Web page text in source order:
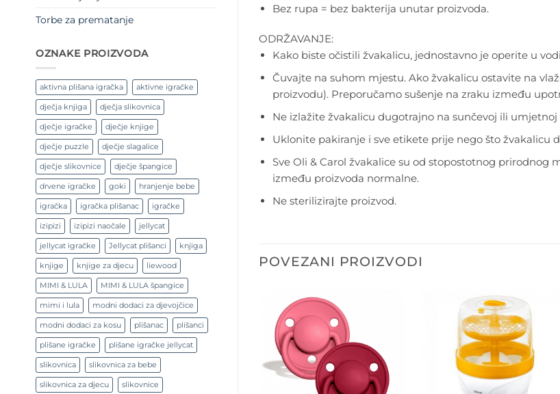
Torbe za prematanje
OZNAKE PROIZVODA
aktivna plišana igračka aktivne igračke
dječja knjiga dječja slikovnica
dječje igračke dječje knjige
dječje puzzle dječje slagalice
dječje slikovnice dječje špangice
drvene igračke goki hranjenje bebe
igračka igračka plišanac igračke
izipizi izipizi naočale jellycat
jellycat igračke Jellycat plišanci knjiga
knjige knjige za djecu liewood
MIMI & LULA MIMI & LULA špangice
mimi i lula modni dodaci za djevojčice
modni dodaci za kosu plišanac plišanci
plišane igračke plišane igračke jellycat
slikovnica slikovnica za bebe
slikovnica za djecu slikovnice
Bez rupa = bez bakterija unutar proizvoda.
ODRŽAVANJE:
Kako biste očistili žvakalicu, jednostavno je operite u
Čuvajte na suhom mjestu. Ako žvakalicu ostavite na
proizvodu). Preporučamo sušenje na zraku između
Ne izlažite žvakalicu dugotrajno na sunčevoj ili
Uklonite pakiranje i sve etikete prije nego što žvakalicu
Sve Oli & Carol žvakalice su od stopostotnog
između proizvoda normalne.
Ne sterilizirajte proizvod.
POVEZANI PROIZVODI
Dodajte
na listu